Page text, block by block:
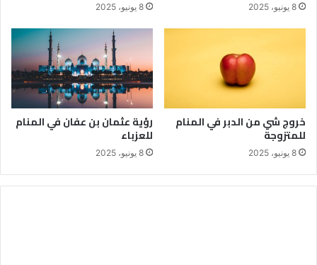
8 يونيو، 2025 8 يونيو، 2025
خروج شي من الدبر في المنام
للمتزوجة
8 يونيو، 2025
رؤية عثمان بن عفان في المنام
للعزباء
8 يونيو، 2025